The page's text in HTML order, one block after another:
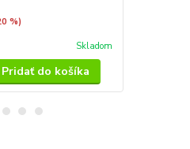
%)
Skladom
Pridať do košíka